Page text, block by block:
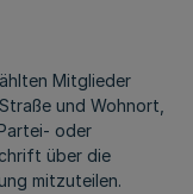
Mitglieder
und Wohnort,
oder
über die
mitzuteilen.